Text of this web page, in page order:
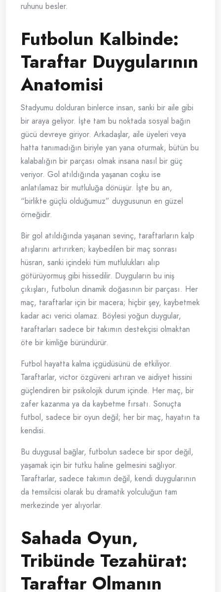
ruhunu besler.
Futbolun Kalbinde:
Taraftar Duygularının
Anatomisi
Stadyumu dolduran binlerce insan, sanki bir aile gibi
bir araya geliyor. İşte tam bu noktada sosyal bağın
gücü devreye giriyor. Arkadaşlar, aile üyeleri veya
hatta tanımadığın biriyle yan yana oturmak, bütün bu
kalabalığın bir parçası olmak insana nasıl bir güç
veriyor. Gol atıldığında yaşanan coşku ise
anlatılamaz bir mutluluğa dönüşür. İşte bu an,
“birlikte güçlü olduğumuz” duygusunun en güzel
örneğidir.
Bir gol atıldığında yaşanan sevinç, taraftarların kalp
atışlarını artırırken; kaybedilen bir maç sonrası
hüsran, sanki içindeki tüm mutlulukları alıp
götürüyormuş gibi hissedilir. Duyguların bu iniş
çıkışları, futbolun dinamik doğasının bir parçası. Her
maç, taraftarlar için bir macera; hiçbir şey, kaybetmek
kadar acı verici olamaz. Böylesi yoğun duygular,
taraftarları sadece bir takımın destekçisi olmaktan
öte bir kimliğe büründürür.
Futbol hayatta kalma içgüdüsünü de etkiliyor.
Taraftarlar, victor özgüveni artıran ve aidiyet hissini
güçlendiren bir psikolojik durum içinde. Her maç, bir
zafer kazanma ya da kaybetme fırsatı. Sonuçta
futbol, sadece bir oyun değil; her bir maç, hayatın ta
kendisi.
Bu duygusal bağlar, futbolun sadece bir spor değil,
yaşamak için bir tutku haline gelmesini sağlıyor.
Taraftarlar, sadece takımın değil, kendi duygularının
da temsilcisi olarak bu dramatik yolculuğun tam
merkezinde yer alıyorlar.
Sahada Oyun,
Tribünde Tezahürat:
Taraftar Olmanın